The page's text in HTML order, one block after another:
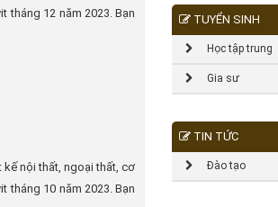
tháng 12 năm 2023. Bạn
kế nội thất, ngoại thất, cơ
tháng 10 năm 2023. Bạn
TUYỂN SINH
Học tập trung
Gia sư
TIN TỨC
Đào tạo